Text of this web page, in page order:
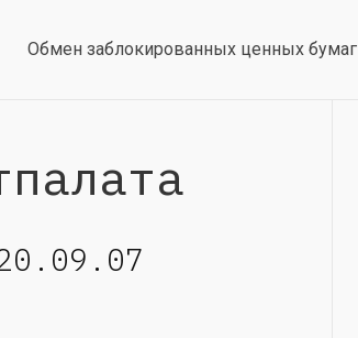
Обмен заблокированных ценных бумаг